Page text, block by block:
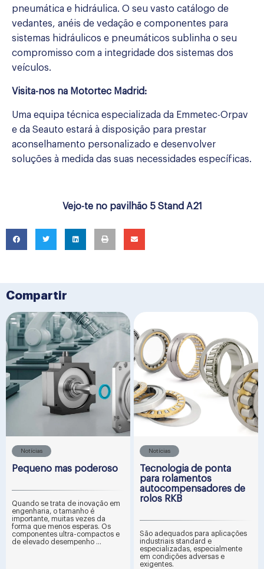
pneumática e hidráulica. O seu vasto catálogo de
vedantes, anéis de vedação e componentes para
sistemas hidráulicos e pneumáticos sublinha o seu
compromisso com a integridade dos sistemas dos
veículos.
Visita-nos na Motortec Madrid:
Uma equipa técnica especializada da Emmetec-Orpav
e da Seauto estará à disposição para prestar
aconselhamento personalizado e desenvolver
soluções à medida das suas necessidades específicas.
Vejo-te no pavilhão 5 Stand A21
Compartir
Notícias
Pequeno mas poderoso
Quando se trata de inovação em
engenharia, o tamanho é
importante, muitas vezes da
forma que menos esperas. Os
componentes ultra-compactos e
de elevado desempenho ...
Notícias
Tecnologia de ponta
para rolamentos
autocompensadores de
rolos RKB
São adequados para aplicações
industriais standard e
especializadas, especialmente
em condições adversas e
exigentes.